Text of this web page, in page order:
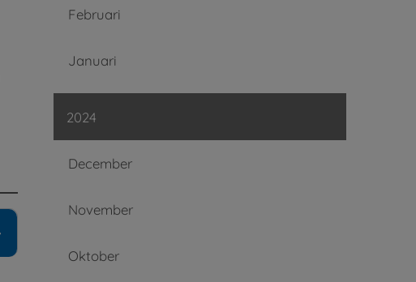
Februari
Januari
2024
December
November
Oktober